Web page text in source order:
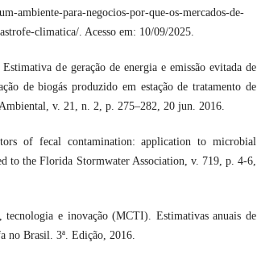
ambiente-para-negocios-por-que-os-mercados-de-
climatica/. Acesso em: 10/09/2025.
de geração de energia e emissão evitada de
de biogás produzido em estação de tratamento de
v. 21, n. 2, p. 275–282, 20 jun. 2016.
of fecal contamination: application to microbial
to the Florida Stormwater Association, v. 719, p. 4-6,
e inovação (MCTI). Estimativas anuais de
no Brasil. 3ª. Edição, 2016.